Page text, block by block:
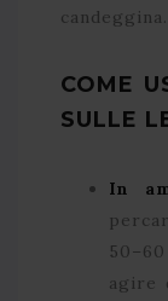
candeggina.
COME
SULLE
In
agire